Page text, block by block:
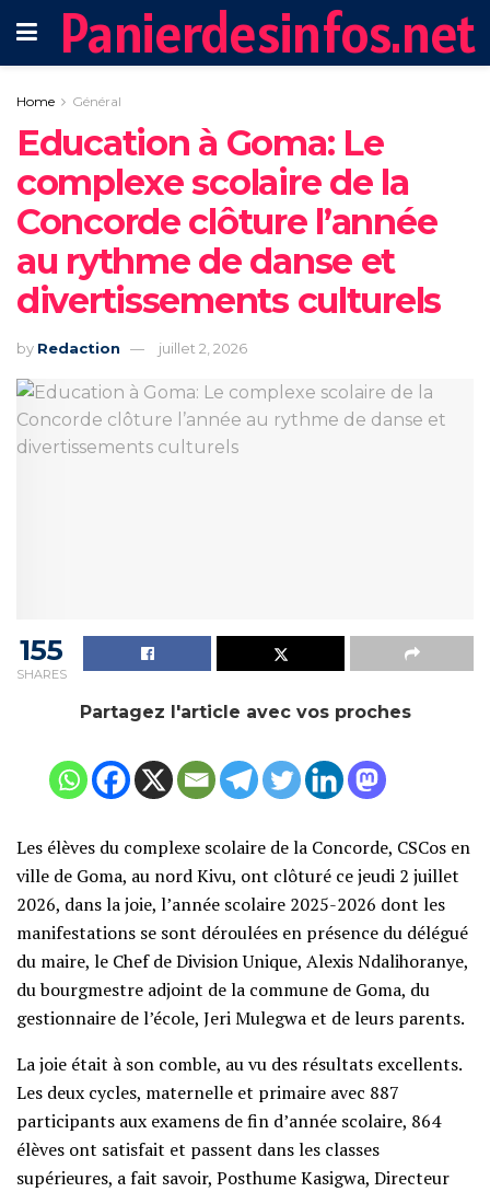
Panierdesinfos.net
Home Général
Education à Goma: Le
complexe scolaire de la
Concorde clôture l’année
au rythme de danse et
divertissements culturels
by Redaction juillet 2, 2026
155
SHARES
Partagez l'article avec vos proches
Les élèves du complexe scolaire de la Concorde, CSCos en
ville de Goma, au nord Kivu, ont clôturé ce jeudi 2 juillet
2026, dans la joie, l’année scolaire 2025-2026 dont les
manifestations se sont déroulées en présence du délégué
du maire, le Chef de Division Unique, Alexis Ndalihoranye,
du bourgmestre adjoint de la commune de Goma, du
gestionnaire de l’école, Jeri Mulegwa et de leurs parents.
La joie était à son comble, au vu des résultats excellents.
Les deux cycles, maternelle et primaire avec 887
participants aux examens de fin d’année scolaire, 864
élèves ont satisfait et passent dans les classes
supérieures, a fait savoir, Posthume Kasigwa, Directeur